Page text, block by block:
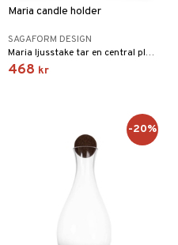
Maria candle holder
SAGAFORM DESIGN
Maria ljusstake tar en central plats på bordet i juletider men även vid andra högtider.
468 kr
-20%